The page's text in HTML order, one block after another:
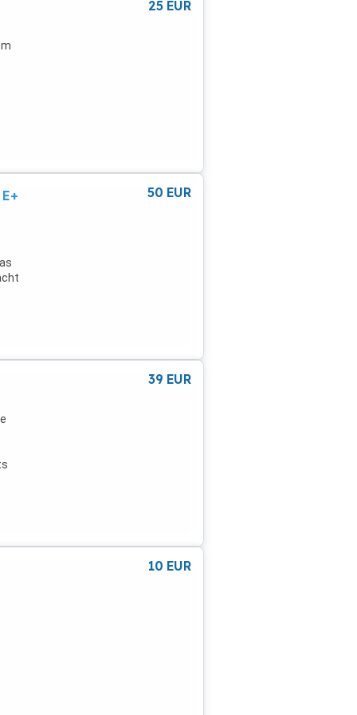
25 EUR
50 EUR
39 EUR
10 EUR